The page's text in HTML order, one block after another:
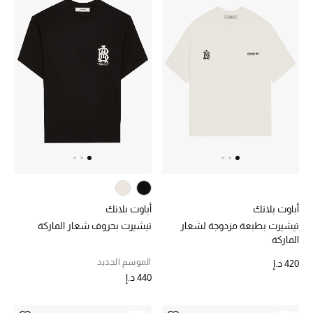
تشكيلة الأعراس
حقائب وأحذية متطابقة
جميع الملابس النسائية
جميع الحقائب النسائية
جميع الإكسسورات النسائية
أباوت بلانك
تيشيرت بطبعة مزدوجة لشعار
الماركة
420 د.إ
أباوت بلانك
تيشيرت بحروف شعار الماركة
الموسم الجديد
440 د.إ